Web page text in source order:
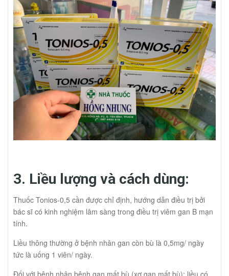
3. Liều lượng và cách dùng:
Thuốc Tonios-0,5 cần được chỉ định, hướng dẫn điều trị bởi
bác sĩ có kinh nghiệm lâm sàng trong điều trị viêm gan B mạn
tính.
Liều thông thường ở bệnh nhân gan còn bù là 0,5mg/ ngày
tức là uống 1 viên/ ngày.